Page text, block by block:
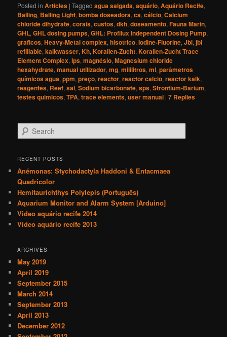
Posted in Articles |Tagged agua salgada,aquário,Aquário Recife,
Balling, Balling Light,bomba doseadora,ca,cálcio,Calcium
chloride dihydrate,corais,custos,dkh,doseamento,Fauna Marin,
GHL,GHL dosing pumps,GHL: Profilux Independent Dosing Pump,
graficos,Heavy-Metal complex,hisotrico,Iodine-Fluorine,Jbl,jbl
refillable,kalkwasser,Kh,Korallen-Zucht,Korallen-Zucht Trace
Element Complex,lps,magnésio,Magnesium chloride
hexahydrate,manual utilizador,mg,mililitros,ml,parâmetros
químicos agua,ppm,preço,reactor,reactor calcio,reactor kalk,
reagentes, Reef,sal,Sodium bicarbonate,sps,Strontium-Barium,
testes quimicos,TPA,trace elements,user manual |7 Replies
e
r
h
RECENT POSTS
Anémonas: Stychodactyla Haddoni & Entacmaea
Quadricolor
Hemitaurichthys Polylepis (Português)
Aquarium Monitor and Alarm System [Arduino]
Video aquário recife 2014
Video aquário recife 2013
ARCHIVES
May 2019
April 2019
September 2015
March 2014
September 2013
April 2013
December 2012